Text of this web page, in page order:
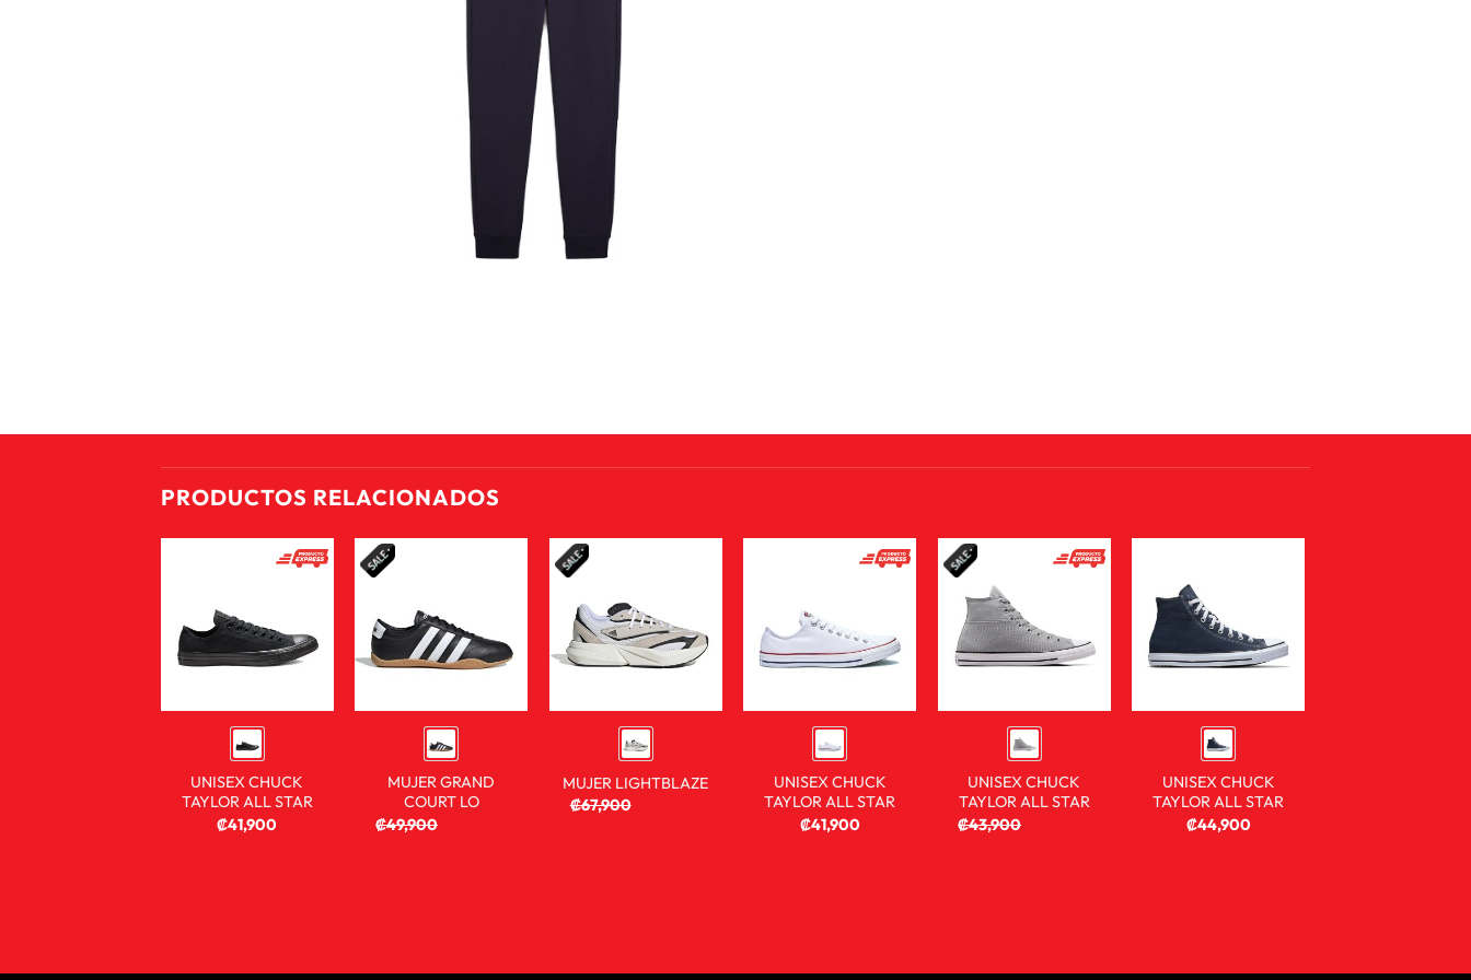
PRODUCTOS RELACIONADOS
UNISEX CHUCK
TAYLOR ALL STAR
₡41,900
MUJER GRAND
COURT LO
₡49,900
MUJER LIGHTBLAZE
₡67,900
UNISEX CHUCK
TAYLOR ALL STAR
₡41,900
UNISEX CHUCK
TAYLOR ALL STAR
₡43,900
UNISEX CHUCK
TAYLOR ALL STAR
₡44,900